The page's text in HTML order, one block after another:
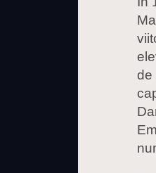
de